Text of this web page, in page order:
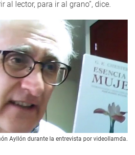
al lector, para ir al grano”, dice.
Ayllón durante la entrevista por videollamda.